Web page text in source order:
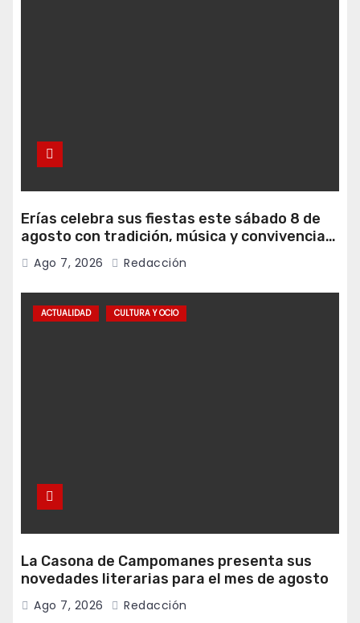
Erías celebra sus fiestas este sábado 8 de
agosto con tradición, música y convivencia
vecinal
Ago 7, 2026 Redacción
ACTUALIDAD CULTURA Y OCIO
La Casona de Campomanes presenta sus
novedades literarias para el mes de agosto
Ago 7, 2026 Redacción